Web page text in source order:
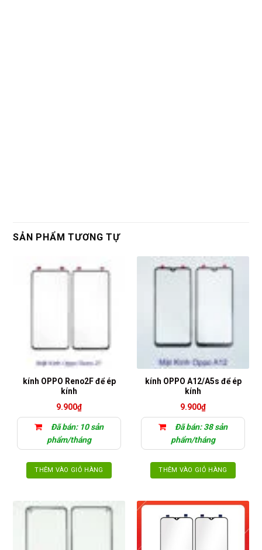
SẢN PHẨM TƯƠNG TỰ
kính OPPO Reno2F để ép
kính
9.900₫
Đã bán: 10 sản
phẩm/tháng
THÊM VÀO GIỎ HÀNG
kính OPPO A12/A5s để ép
kính
9.900₫
Đã bán: 38 sản
phẩm/tháng
THÊM VÀO GIỎ HÀNG